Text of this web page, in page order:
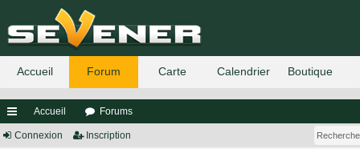
ac
Accueil Forums
Connexion Inscription